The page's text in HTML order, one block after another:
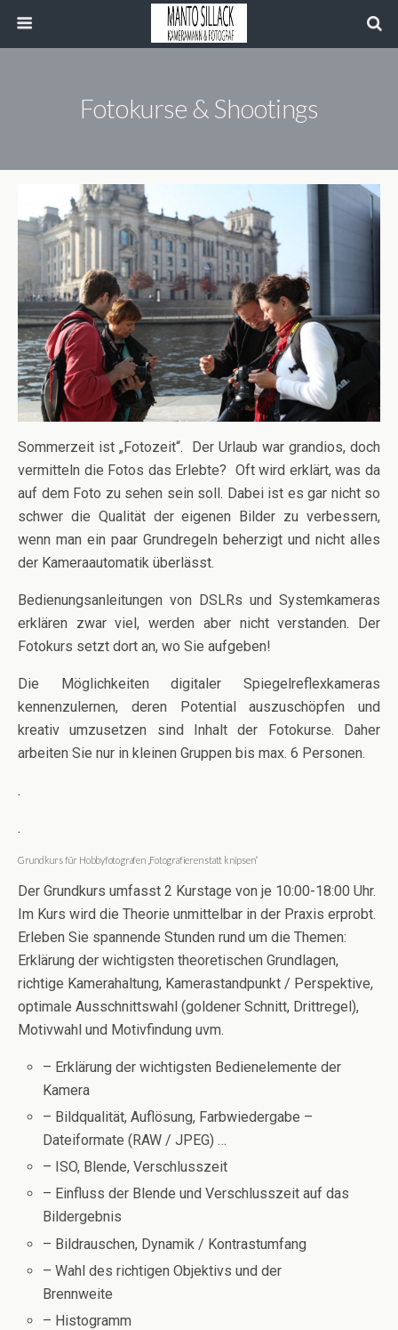
Fotokurse & Shootings
Sommerzeit ist „Fotozeit“. Der Urlaub war grandios, doch
vermitteln die Fotos das Erlebte? Oft wird erklärt, was da
auf dem Foto zu sehen sein soll. Dabei ist es gar nicht so
schwer die Qualität der eigenen Bilder zu verbessern,
wenn man ein paar Grundregeln beherzigt und nicht alles
der Kameraautomatik überlässt.
Bedienungsanleitungen von DSLRs und Systemkameras
erklären zwar viel, werden aber nicht verstanden. Der
Fotokurs setzt dort an, wo Sie aufgeben!
Die Möglichkeiten digitaler Spiegelreflexkameras
kennenzulernen, deren Potential auszuschöpfen und
kreativ umzusetzen sind Inhalt der Fotokurse. Daher
arbeiten Sie nur in kleinen Gruppen bis max. 6 Personen.
.
.
Grundkurs für Hobbyfotografen „Fotografieren statt knipsen“
Der Grundkurs umfasst 2 Kurstage von je 10:00-18:00 Uhr.
Im Kurs wird die Theorie unmittelbar in der Praxis erprobt.
Erleben Sie spannende Stunden rund um die Themen:
Erklärung der wichtigsten theoretischen Grundlagen,
richtige Kamerahaltung, Kamerastandpunkt / Perspektive,
optimale Ausschnittswahl (goldener Schnitt, Drittregel),
Motivwahl und Motivfindung uvm.
– Erklärung der wichtigsten Bedienelemente der
Kamera
– Bildqualität, Auflösung, Farbwiedergabe –
Dateiformate (RAW / JPEG) …
– ISO, Blende, Verschlusszeit
– Einfluss der Blende und Verschlusszeit auf das
Bildergebnis
– Bildrauschen, Dynamik / Kontrastumfang
– Wahl des richtigen Objektivs und der
Brennweite
– Histogramm